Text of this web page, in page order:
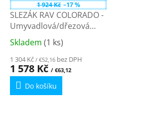
1 924 Kč –17 %
SLEZÁK RAV COLORADO -
Umyvadlová/dřezová
baterie, Chrom
CO202.0/21 - 100 mm
Průměrné
hodnocení
produktu
je
4,8
Skladem (1 ks)
1 304 Kč / €52,16 bez DPH
1 578 Kč / €63,12
Do košíku